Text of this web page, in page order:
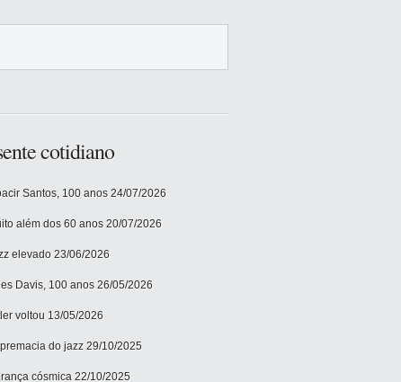
cotidiano
Santos, 100 anos 24/07/2026
além dos 60 anos 20/07/2026
elevado 23/06/2026
Davis, 100 anos 26/05/2026
voltou 13/05/2026
do jazz 29/10/2025
cósmica 22/10/2025